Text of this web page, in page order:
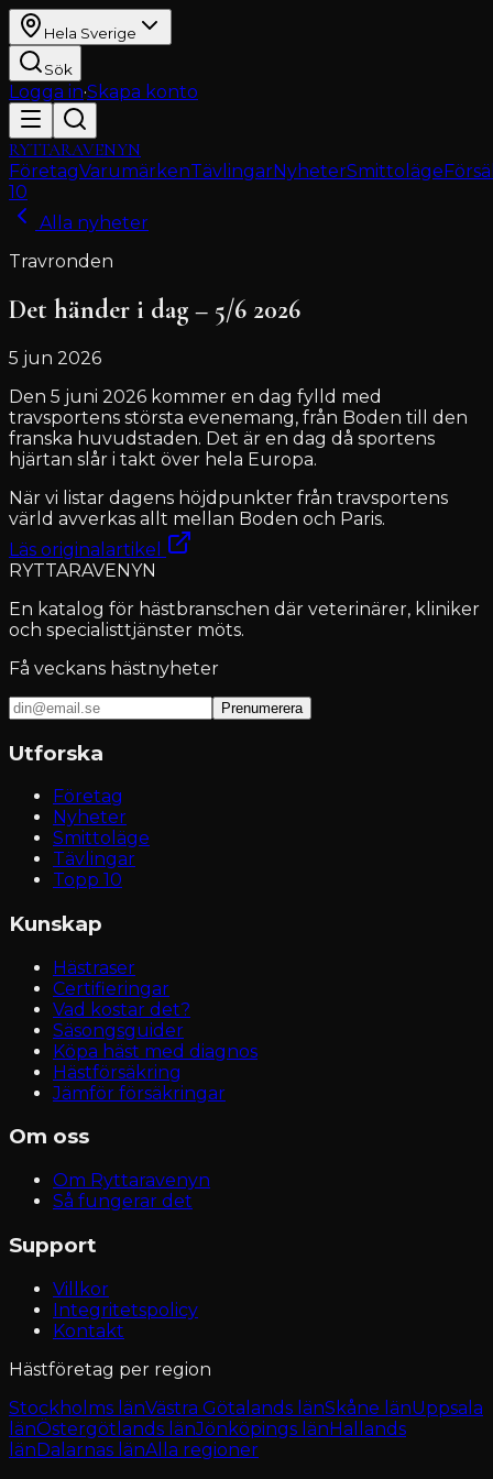
Hela Sverige
Sök
Logga in·Skapa konto
RYTTARAVENYN
FöretagVarumärkenTävlingarNyheterSmittoläge
10
Alla nyheter
Travronden
Det händer i dag – 5/6 2026
5 jun 2026
Den 5 juni 2026 kommer en dag fylld med
travsportens största evenemang, från Boden till den
franska huvudstaden. Det är en dag då sportens
hjärtan slår i takt över hela Europa.
När vi listar dagens höjdpunkter från travsportens
värld avverkas allt mellan Boden och Paris.
Läs originalartikel
RYTTARAVENYN
En katalog för hästbranschen där veterinärer, kliniker
och specialisttjänster möts.
Få veckans hästnyheter
Prenumerera
Utforska
Företag
Nyheter
Smittoläge
Tävlingar
Topp 10
Kunskap
Hästraser
Certifieringar
Vad kostar det?
Säsongsguider
Köpa häst med diagnos
Hästförsäkring
Jämför försäkringar
Om oss
Om Ryttaravenyn
Så fungerar det
Support
Villkor
Integritetspolicy
Kontakt
Hästföretag per region
Stockholms länVästra Götalands länSkåne länUppsala
länÖstergötlands länJönköpings länHallands
länDalarnas länAlla regioner